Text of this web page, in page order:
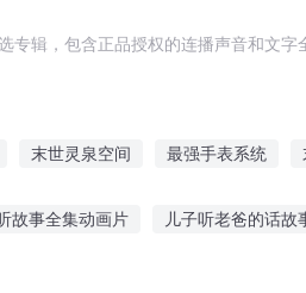
辑，包含正品授权的连播声音和文字
末世灵泉空间 最强手表系统
故事全集动画片 儿子听老爸的话故